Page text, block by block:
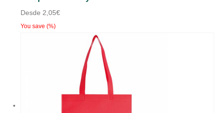
Desde 2,05€
You save (%)